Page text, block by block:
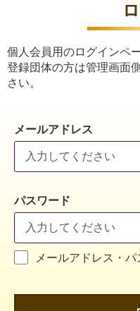
個人会員用のログインペ
登録団体の方は管理画面
さい。
メールアドレス
パスワード
メールアドレス・